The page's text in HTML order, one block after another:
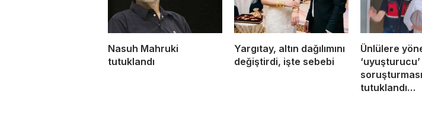
Nasuh Mahruki
tutuklandı
Yargıtay, altın dağılımını
değiştirdi, işte sebebi
Ünlülere
‘uyuşturucu’
tutuklandı…